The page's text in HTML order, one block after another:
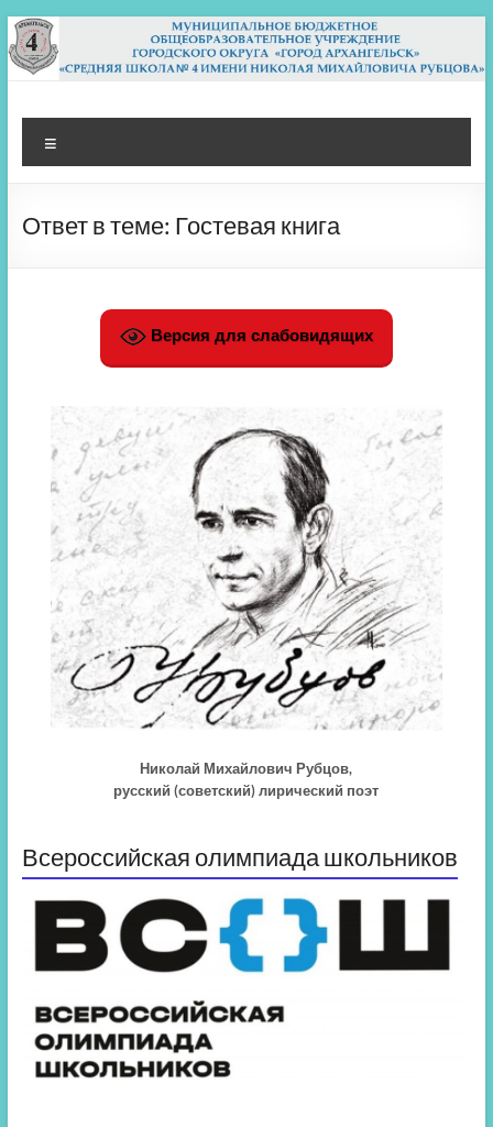
Перейти
к
содержимому
МБОУ СШ 4
Архангельск
Ответ в теме: Гостевая книга
Версия для слабовидящих
Николай Михайлович Рубцов,
русский (советский) лирический поэт
Всероссийская олимпиада школьников